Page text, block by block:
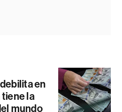
en
la
mundo